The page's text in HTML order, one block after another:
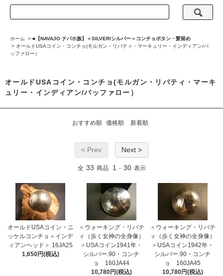
ホーム > ■【NAVAJO ナバホ族】＜SILVER/シルバー＞コンチョボタン・髪留め
> オールドUSAコイン・コンチョ(モルガン・リバティ・マーキュリー・インディアン/バ
ッファロー）
オールドUSAコイン・コンチョ(モルガン・リバティ・マーキ
ュリー・インディアン/バッファロー）
おすすめ順 価格順 新着順
< Prev Next >
全 33 商品 1 - 30 表示
オールドUSAコイン・ニ
ッケルコンチョ＜インデ
ィアンヘッド＞ 16JA25
1,650円(税込)
＜ウォーキング・リバテ
ィ（歩く女神の全身像）
＞USAコイン1941年・
シルバー.90・コンチ
ョ 160JA44
10,780円(税込)
＜ウォーキング・リバテ
ィ（歩く女神の全身像）
＞USAコイン1942年・
シルバー.90・コンチ
ョ 160JA45
10,780円(税込)